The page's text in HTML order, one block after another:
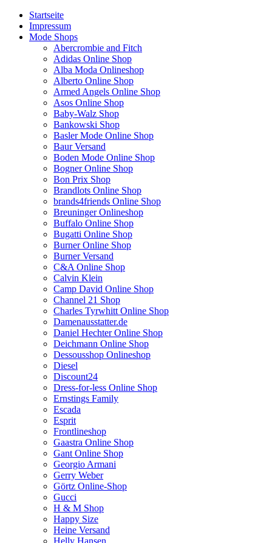
Startseite
Impressum
Mode Shops
Abercrombie and Fitch
Adidas Online Shop
Alba Moda Onlineshop
Alberto Online Shop
Armed Angels Online Shop
Asos Online Shop
Baby-Walz Shop
Bankowski Shop
Basler Mode Online Shop
Baur Versand
Boden Mode Online Shop
Bogner Online Shop
Bon Prix Shop
Brandlots Online Shop
brands4friends Online Shop
Breuninger Onlineshop
Buffalo Online Shop
Bugatti Online Shop
Burner Online Shop
Burner Versand
C&A Online Shop
Calvin Klein
Camp David Online Shop
Channel 21 Shop
Charles Tyrwhitt Online Shop
Damenausstatter.de
Daniel Hechter Online Shop
Deichmann Online Shop
Dessousshop Onlineshop
Diesel
Discount24
Dress-for-less Online Shop
Ernstings Family
Escada
Esprit
Frontlineshop
Gaastra Online Shop
Gant Online Shop
Georgio Armani
Gerry Weber
Görtz Online-Shop
Gucci
H & M Shop
Happy Size
Heine Versand
Helly Hansen